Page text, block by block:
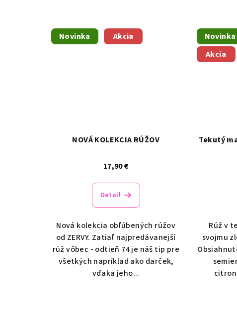
Novinka Akcia
NOVÁ KOLEKCIA RÚŽOV
17,90 €
Detail
Nová kolekcia obľúbených rúžov
od ZERVY. Zatiaľ najpredávanejší
rúž vôbec - odtieň 74 je náš tip pre
všetkých napríklad ako darček,
vďaka jeho...
Novinka
Akcia
Tekutý
Rúž v
svojmu